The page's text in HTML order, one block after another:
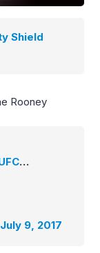
Shield
Rooney
…
July 9, 2017